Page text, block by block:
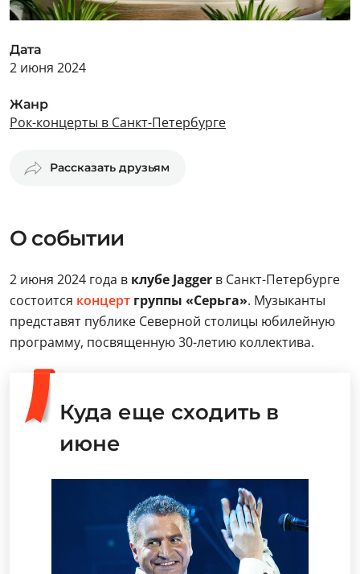
Дата
2 июня 2024
Жанр
Рок-концерты в Санкт-Петербурге
Рассказать друзьям
О событии
2 июня 2024 года в клубе Jagger в Санкт-Петербурге
состоится концерт группы «Серьга». Музыканты
представят публике Северной столицы юбилейную
программу, посвященную 30-летию коллектива.
Куда еще сходить в
июне